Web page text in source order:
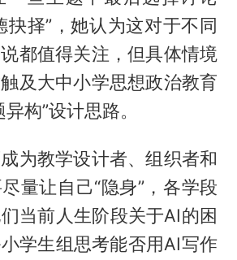
抉择”，她认为这对于不同
都值得关注，但具体情境
及大中小学思想政治教育
构”设计思路。
为教学设计者、组织者和
量让自己“隐身”，各学段
当前人生阶段关于AI的困
学生组思考能否用AI写作